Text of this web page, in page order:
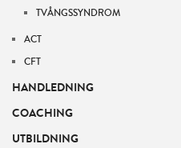
TVÅNGSSYNDROM
ACT
CFT
HANDLEDNING
COACHING
UTBILDNING